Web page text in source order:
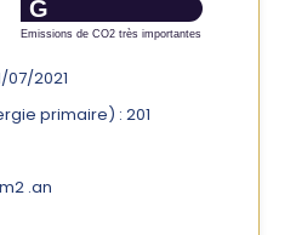
G
Emissions de CO2 très importantes
07/2021
primaire) : 201
.an